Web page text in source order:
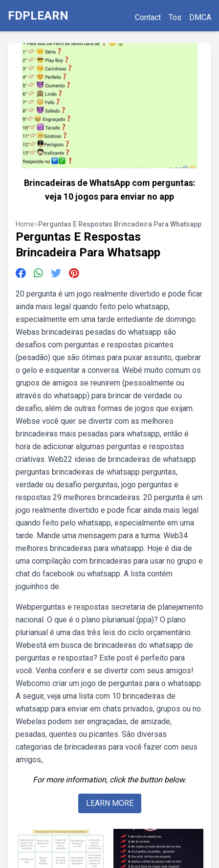
FDPLEARN Contact Tos DMCA
Brincadeiras de WhatsApp com perguntas:
veja 10 jogos para enviar no app
Home>Perguntas E Respostas Brincadeira Para Whatsapp
Perguntas E Respostas
Brincadeira Para Whatsapp
20 pergunta é um jogo realmente divertido e pode ficar
ainda mais legal quando feito pelo whatsapp,
especialmente em uma tarde entediante de domingo.
Webas brincadeiras pesadas do whatsapp são
desafios com perguntas e respostas picantes
(pesadão) que são ótimas para puxar assunto, quebrar
o gelo e esquentar a conversa. Webé muito comum os
grupos de amigos se reunirem (pessoalmente ou
através do whatsapp) para brincar de verdade ou
desafio, além de outras formas de jogos que exijam.
Webse você quer se divertir com as melhores
brincadeiras mais pesadas para whatsapp, então é
hora de adicionar algumas perguntas e respostas
criativas. Web22 ideias de brincadeiras de whatsapp
perguntas brincadeiras de whatsapp perguntas,
verdade ou desafio perguntas, jogo perguntas e
respostas 29 melhores brincadeiras. 20 pergunta é um
jogo realmente divertido e pode ficar ainda mais legal
quando feito pelo whatsapp, especialmente em uma
tarde. Mande uma mensagem para a turma: Web34
melhores brincadeiras para whatsapp. Hoje é dia de
uma compilação com brincadeiras para usar no grupo e
chat do facebook ou whatsapp. A lista contém
joguinhos de.
Webperguntas e respostas secretaria de planejamento
nacional. O que é o plano plurianual (ppa)? O plano
plurianual é uma das três leis do ciclo orçamentário.
Webestá em busca de brincadeiras do whatsapp de
perguntas e respostas? Este post é perfeito para
você. Venha conferir e se divertir com seus amigos!
Webcomo criar um jogo de perguntas para o whatsapp.
A seguir, veja uma lista com 10 brincadeiras de
whatsapp para enviar em chats privados, grupos ou no.
Webelas podem ser engraçadas, de amizade,
pesadas, quentes ou picantes. São diversas
categorias de brincadeiras para você fazer com seus
amigos,.
For more information, click the button below.
LEARN MORE